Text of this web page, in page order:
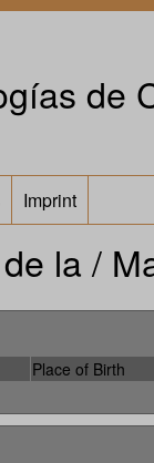
de
Imprint
la /
Place of Birth